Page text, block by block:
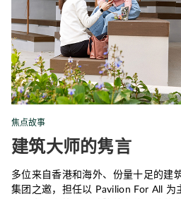
焦点故事
建筑大师的隽言
多位来自香港和海外、份量十足的建
集团之邀，担任以 Pavilion For All 为